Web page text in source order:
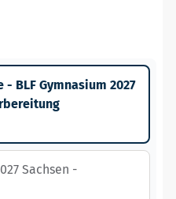
BLF Gymnasium 2027
Sachsen -